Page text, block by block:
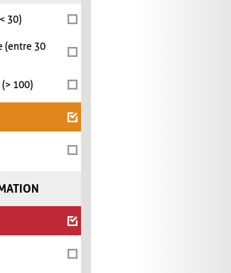
30)
(entre 30
100)